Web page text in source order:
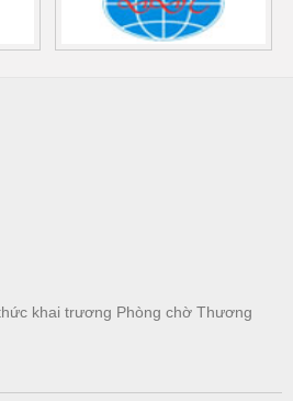
khai trương Phòng chờ Thương